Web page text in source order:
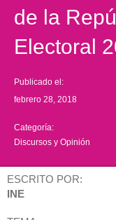
de la
Electoral
Publicado el:
febrero 28, 2018
Categoría:
Discursos y Opinión
ESCRITO POR:
INE